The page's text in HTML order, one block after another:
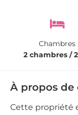
Chambres
2 chambres /
À propos de
Cette propriété